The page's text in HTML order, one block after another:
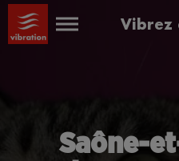
Vibrez
Saône-